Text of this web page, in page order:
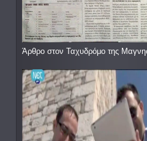
Άρθρο στον Ταχυδρόμο της